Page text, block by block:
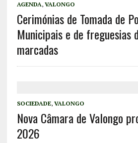
AGENDA, VALONGO
Cerimónias de Tomada de
Municipais e de freguesias
marcadas
SOCIEDADE, VALONGO
Nova Câmara de Valongo
2026